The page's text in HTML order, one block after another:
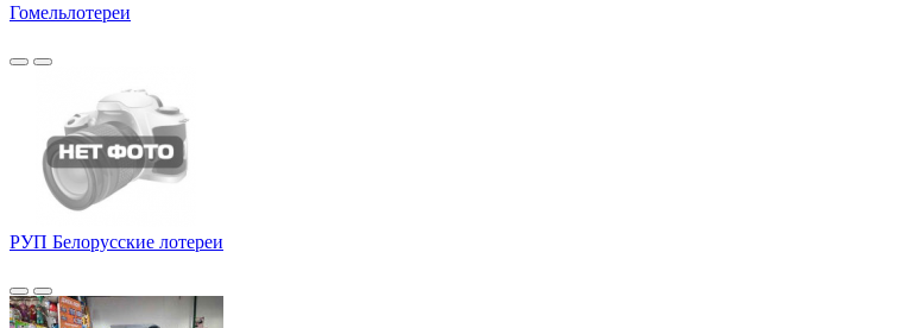
Гомельлотереи
РУП Белорусские лотереи